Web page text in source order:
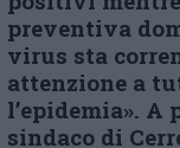
preventiva
virus sta
attenzione a
l’epidemia». A
sindaco di